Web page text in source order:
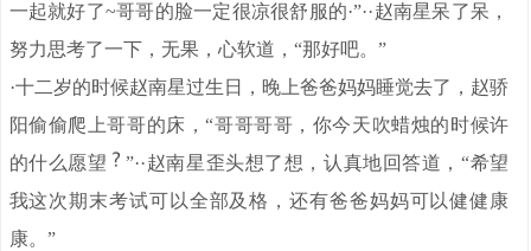
一起就好了~哥哥的脸一定很凉很舒服的·”··赵南星呆了呆，
努力思考了一下，无果，心软道，“那好吧。”
·十二岁的时候赵南星过生日，晚上爸爸妈妈睡觉去了，赵骄
阳偷偷爬上哥哥的床，“哥哥哥哥，你今天吹蜡烛的时候许
的什么愿望
”··赵南星歪头想了想，认真地回答道，“希望
我这次期末考试可以全部及格，还有爸爸妈妈可以健健康
康。”